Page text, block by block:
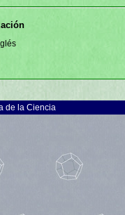
de la Ciencia